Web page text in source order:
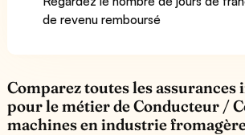
de revenu remboursé
Comparez toutes les
pour le métier de Conducteur /
machines en industrie